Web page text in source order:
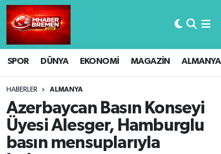
SPOR DÜNYA EKONOMİ MAGAZİN ALMANYA
HABERLER ALMANYA
Azerbaycan Basın Konseyi
Üyesi Alesger, Hamburglu
basın mensuplarıyla
Hava Durumu
Trafik Durumu
Süper Lig Puan Durumu ve Fikstür
Tüm Manşetler
Son Dakika Haberleri